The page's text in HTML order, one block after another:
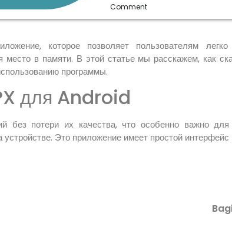
Comment
которое позволяет пользователям
место в памяти. В этой статье мы расскажем, как
программы.
для Android
без потери их качества, что особенно важно
устройстве. Это приложение имеет простой